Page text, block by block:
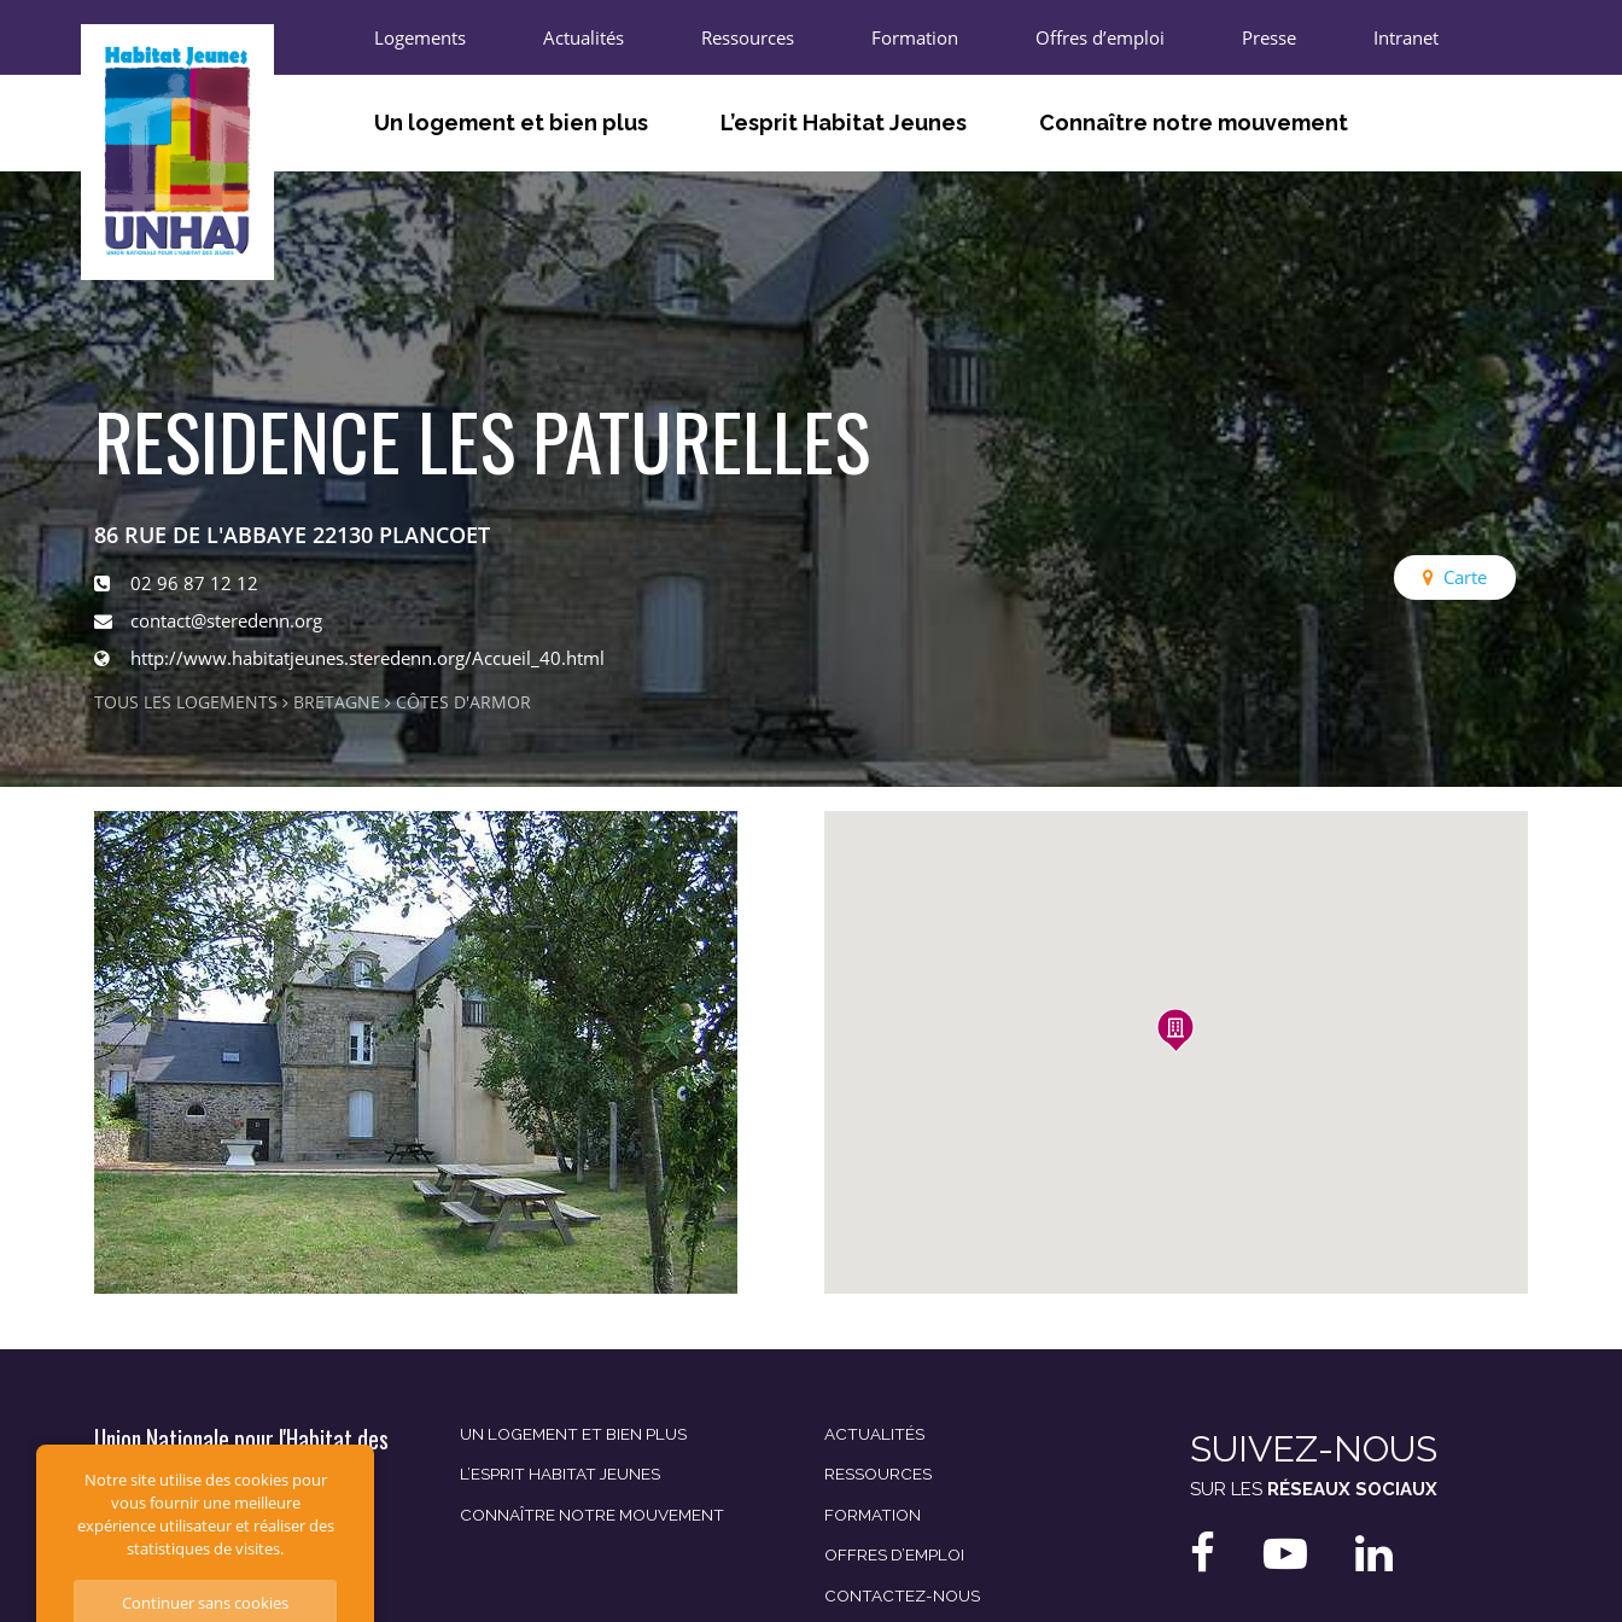
Logements Actualités Ressources Formation Offres d’emploi Presse Intranet
Un logement et bien plus
ÊTRE ACCUEILLI, ORIENTÉ
TROUVER UN LOGEMENT
HABITER
S’ENGAGER, DÉCOUVRIR
L’esprit Habitat Jeunes
FACILITER LE VIVRE ET LE FAIRE
S’ADAPTER AUX BESOINS DES
JEUNES ET DES TERRITOIRES
AGIR POUR L’INNOVATION SOCIALE
PARTICIPER À LA VIE LOCALE ET
ÉCONOMIQUE
Connaître notre mouvement
LES ADHÉRENTS
LES UNIONS RÉGIONALES
L’UNION NATIONALE
LES CHIFFRES CLÉS
LES PARTENAIRES
NOUS REJOINDRE
RESIDENCE LES PATURELLES
86 RUE DE L'ABBAYE 22130 PLANCOET
02 96 87 12 12
contact@steredenn.org
http://www.habitatjeunes.steredenn.org/Accueil_40.html
TOUS LES LOGEMENTS BRETAGNE CÔTES D'ARMOR
Carte
Union Nationale pour l'Habitat des
Jeunes
12, av. du Général de Gaulle
CS 60019
94307 Vincennes
UN LOGEMENT ET BIEN PLUS
L’ESPRIT HABITAT JEUNES
CONNAÎTRE NOTRE MOUVEMENT
ACTUALITÉS
RESSOURCES
FORMATION
OFFRES D’EMPLOI
CONTACTEZ-NOUS
SUIVEZ-NOUS
SUR LES RÉSEAUX SOCIAUX
Notre site utilise des cookies pour
vous fournir une meilleure
expérience utilisateur et réaliser des
statistiques de visites.
Continuer sans cookies